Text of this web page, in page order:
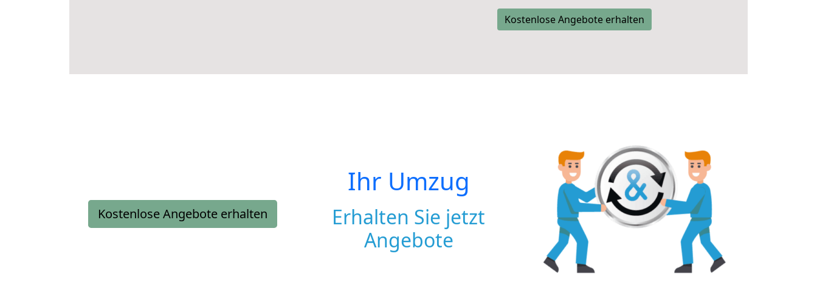
Kostenlose Angebote erhalten
Kostenlose Angebote erhalten
Ihr Umzug
Erhalten Sie jetzt
Angebote